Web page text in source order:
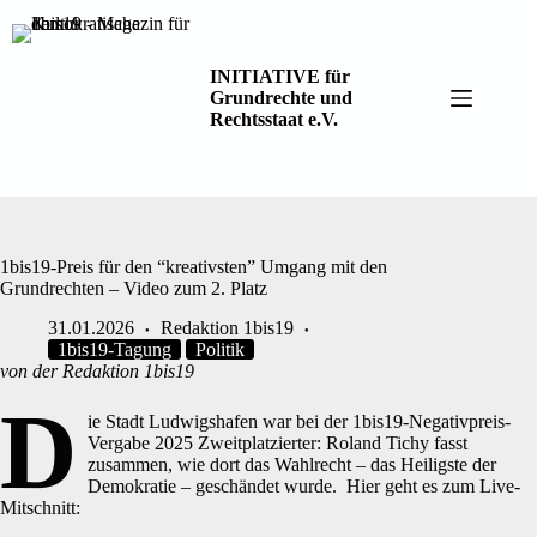
Inhalt
INITIATIVE für
Grundrechte und
Rechtsstaat e.V.
1bis19-Preis für den “kreativsten” Umgang mit den
Grundrechten – Video zum 2. Platz
31.01.2026
Redaktion 1bis19
1bis19-Tagung
Politik
von der Redaktion 1bis19
D
ie Stadt Ludwigshafen war bei der 1bis19-Negativpreis-
Vergabe 2025 Zweitplatzierter: Roland Tichy fasst
zusammen, wie dort das Wahlrecht – das Heiligste der
Demokratie – geschändet wurde. Hier geht es zum Live-
Mitschnitt: